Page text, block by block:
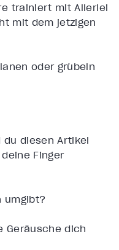
trainiert mit Allerlei
mit dem jetzigen
oder grübeln
du diesen Artikel
Finger
umgibt?
Geräusche dich